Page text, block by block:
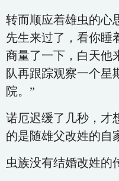
转而顺应着雄虫的心
先生来过了，看你睡
商量了一下，白天他
队再跟踪观察一个星
院。”
诺厄迟缓了几秒，才
的是随雄父改姓的自
虫族没有结婚改姓的